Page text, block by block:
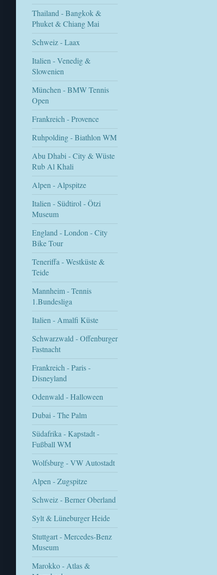
Thailand - Bangkok &
Phuket & Chiang Mai
Schweiz - Laax
Italien - Venedig &
Slowenien
München - BMW Tennis
Open
Frankreich - Provence
Ruhpolding - Biathlon WM
Abu Dhabi - City & Wüste
Rub Al Khali
Alpen - Alpspitze
Italien - Südtirol - Ötzi
Museum
England - London - City
Bike Tour
Teneriffa - Westküste &
Teide
Mannheim - Tennis
1.Bundesliga
Italien - Amalfi Küste
Schwarzwald - Offenburger
Fastnacht
Frankreich - Paris -
Disneyland
Odenwald - Halloween
Dubai - The Palm
Südafrika - Kapstadt -
Fußball WM
Wolfsburg - VW Autostadt
Alpen - Zugspitze
Schweiz - Berner Oberland
Sylt & Lüneburger Heide
Stuttgart - Mercedes-Benz
Museum
Marokko - Atlas &